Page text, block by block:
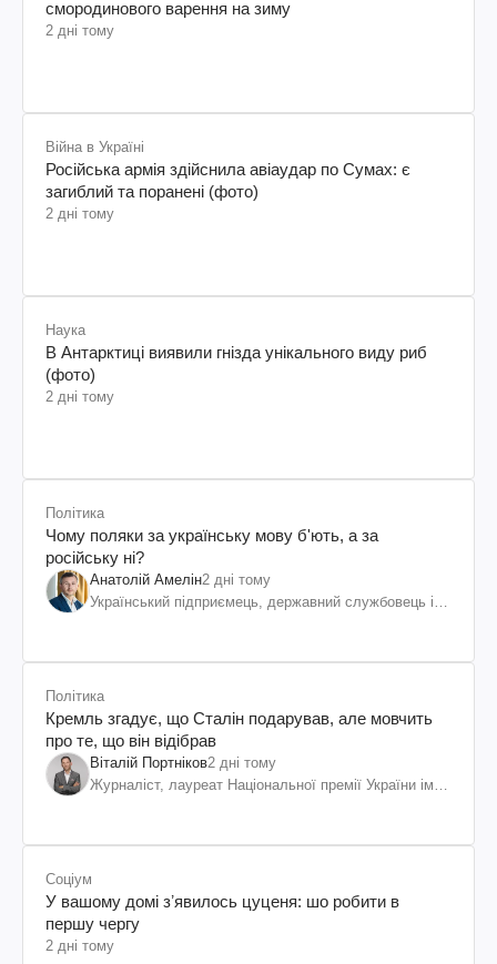
смородинового варення на зиму
2 дні тому
Війна в Україні
Російська армія здійснила авіаудар по Сумах: є
загиблий та поранені (фото)
2 дні тому
Наука
В Антарктиці виявили гнізда унікального виду риб
(фото)
2 дні тому
Політика
Чому поляки за українську мову б'ють, а за
російську ні?
Анатолій Амелін2 дні тому
Український підприємець, державний службовець і
Політика
Кремль згадує, що Сталін подарував, але мовчить
про те, що він відібрав
Віталій Портніков2 дні тому
Журналіст, лауреат Національної премії України ім.
Соціум
У вашому домі зʼявилось цуценя: шо робити в
першу чергу
2 дні тому